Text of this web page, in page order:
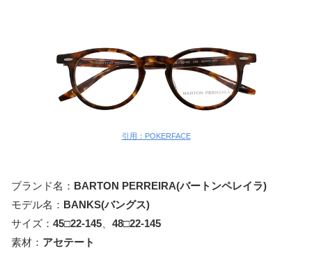
引用：POKERFACE
ブランド名： BARTON PERREIRA(バートンペレイラ)
モデル名： BANKS(バングス)
サイズ： 45□22-145
48□22-145
素材： アセテート